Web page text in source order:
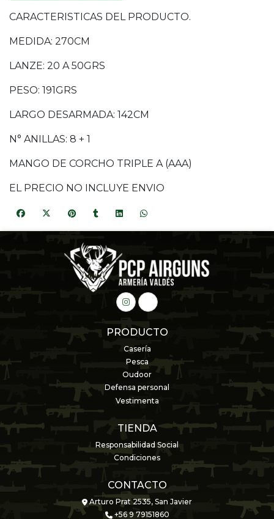
CARACTERISTICAS DEL PRODUCTO.
MEDIDA: 270CM
LANZE: 20 A 50GRS
PESO: 191GRS
LARGO DESARMADA: 142CM
N° ANILLAS: 8 + 1
MANGO DE CORCHO TRIPLE A (AAA)
EL PRECIO NO INCLUYE ENVIO
PRODUCTO
Casería
Pesca
Oudoor
Defensa personal
Vestimenta
TIENDA
Responsabilidad Social
Condiciones
CONTACTO
Arturo Prat 2535, San Javier
+56 9 79151860